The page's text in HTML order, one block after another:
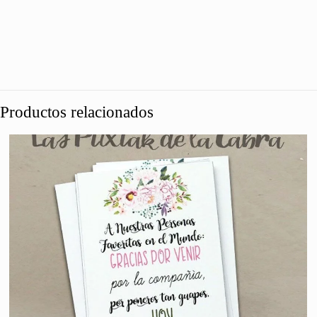
Productos relacionados